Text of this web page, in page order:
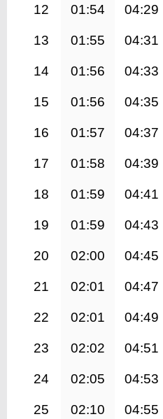
12 01:54 04:29
13 01:55 04:31
14 01:56 04:33
15 01:56 04:35
16 01:57 04:37
17 01:58 04:39
18 01:59 04:41
19 01:59 04:43
20 02:00 04:45
21 02:01 04:47
22 02:01 04:49
23 02:02 04:51
24 02:05 04:53
25 02:10 04:55